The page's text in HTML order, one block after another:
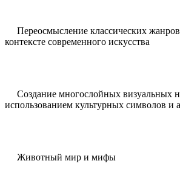
Переосмысление классических
контексте современного искусства
Создание многослойных визуальных
использованием культурных символов и
Животный мир и мифы